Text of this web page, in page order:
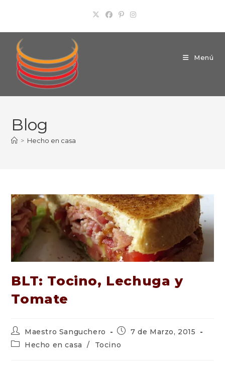
contenido
Menú
Blog
> Hecho en casa
BLT: Tocino, Lechuga y
Tomate
Autor
de
la
Maestro Sanguchero
Publicación
la
7 de Marzo, 2015
Categoría
Hecho en casa / Tocino